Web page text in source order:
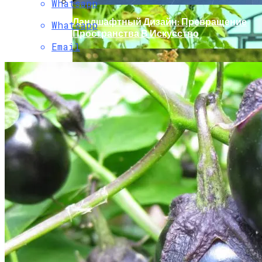
Какой Сорт Огурцов Посадить
Будущей Весной
Ландшафтный Дизайн: Превращение
Пространства В Искусство
Whatsapp
Whatsapp
Email